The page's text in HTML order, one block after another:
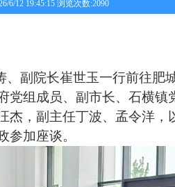
6/12 19:45:15 浏览次数:2090
、副院长崔世玉一行前往肥
党组成员、副市长、石横镇
杰，副主任丁波、孟令洋，
参加座谈。